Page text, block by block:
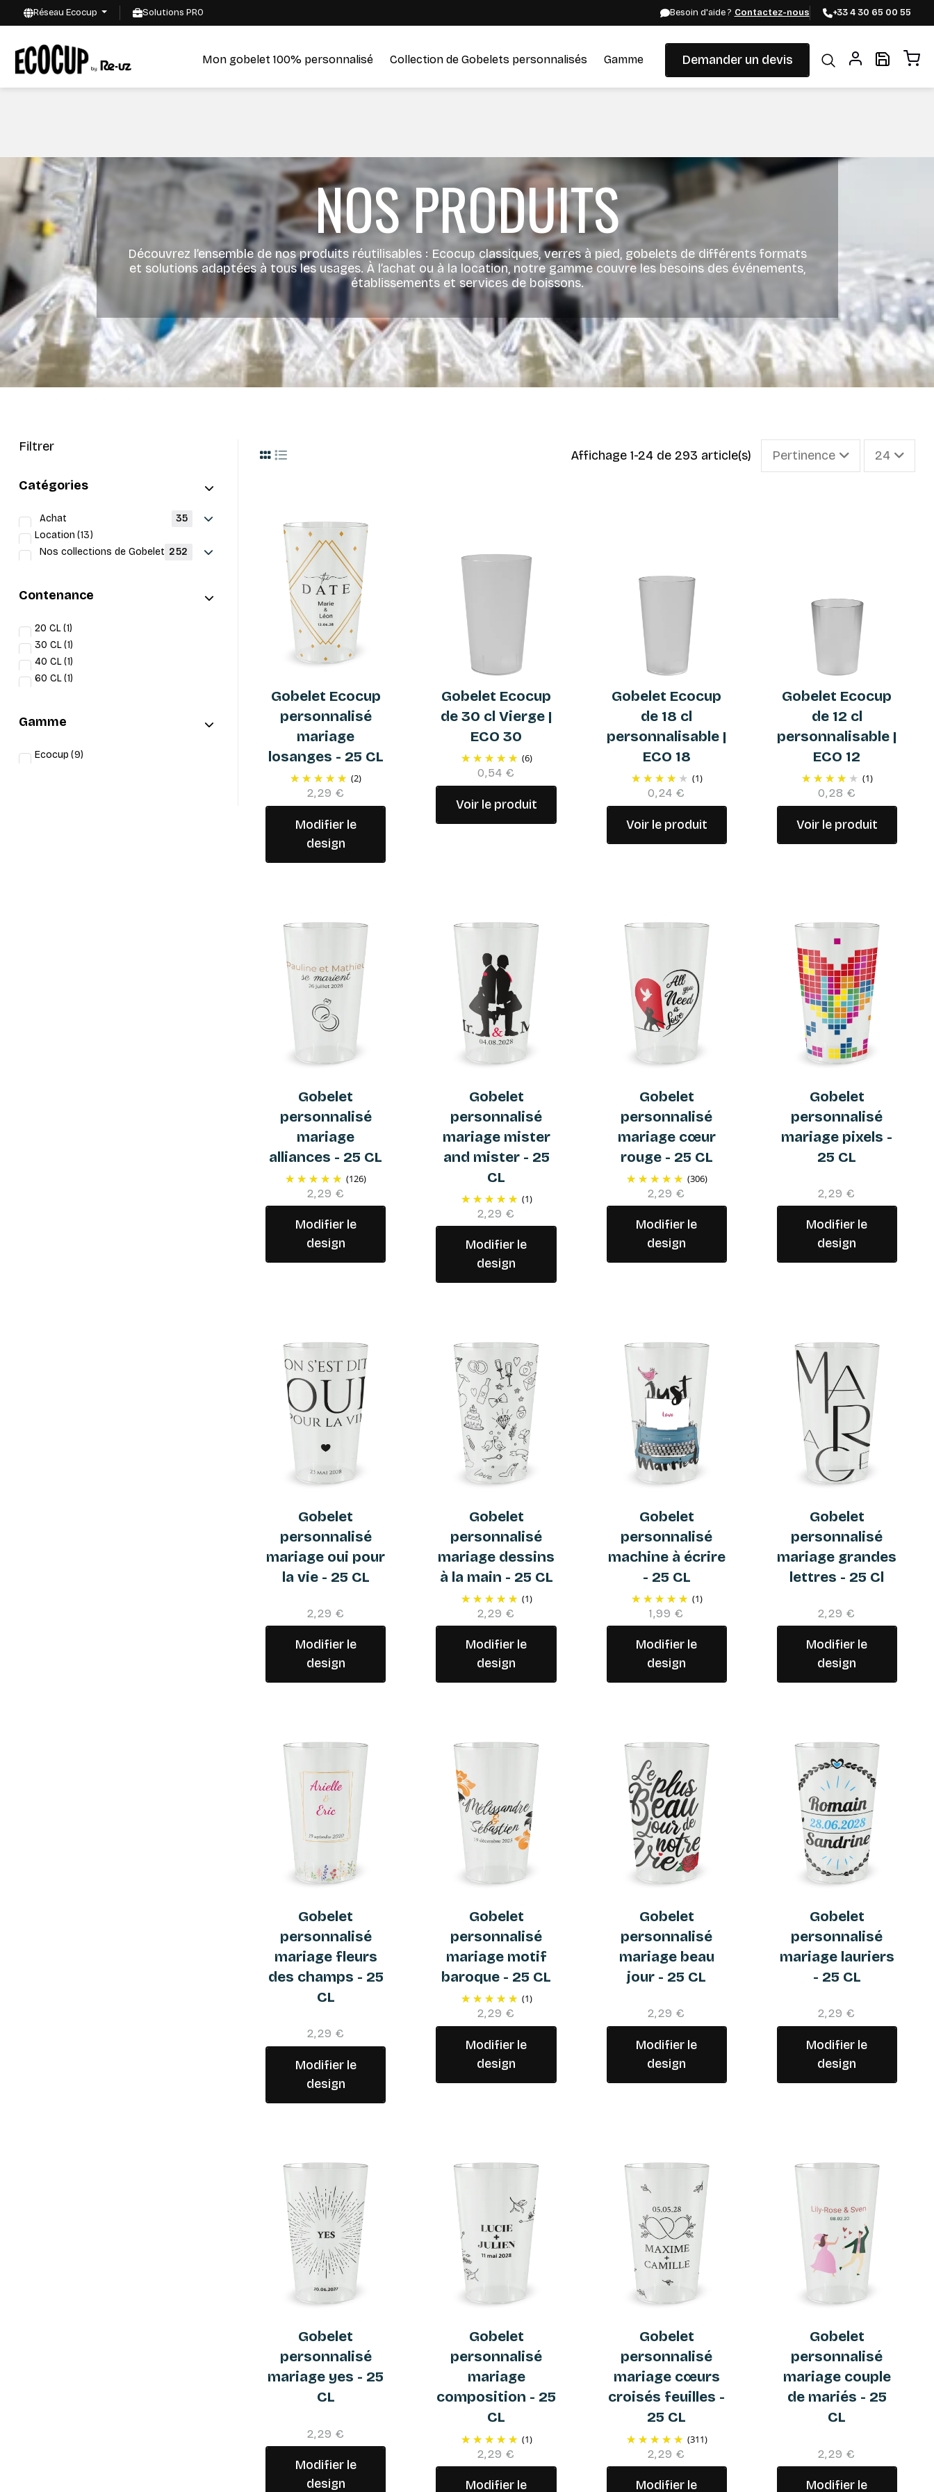
Réseau Ecocup Solutions PRO Besoin d'aide ? Contactez-nous +33 4 30 65 00 55
Mon gobelet 100% personnalisé Collection de Gobelets personnalisés Gamme Demander un devis
NOS PRODUITS
Découvrez l’ensemble de nos produits réutilisables : Ecocup classiques, verres à pied, gobelets de différents formats
et solutions adaptées à tous les usages. À l’achat ou à la location, notre gamme couvre les besoins des événements,
établissements et services de boissons.
Affichage 1-24 de 293 article(s) Pertinence 24
Gobelet Ecocup
personnalisé
mariage
losanges - 25 CL
(2)
2,29 €
Modifier le
design
Gobelet Ecocup
de 30 cl Vierge |
ECO 30
(6)
0,54 €
Voir le produit
Gobelet Ecocup
de 18 cl
personnalisable |
ECO 18
(1)
0,24 €
Voir le produit
Gobelet Ecocup
de 12 cl
personnalisable |
ECO 12
(1)
0,28 €
Voir le produit
Gobelet
personnalisé
mariage
alliances - 25 CL
(126)
2,29 €
Modifier le
design
Gobelet
personnalisé
mariage mister
and mister - 25
CL
(1)
2,29 €
Modifier le
design
Gobelet
personnalisé
mariage cœur
rouge - 25 CL
(306)
2,29 €
Modifier le
design
Gobelet
personnalisé
mariage pixels -
25 CL
2,29 €
Modifier le
design
Gobelet
personnalisé
mariage oui pour
la vie - 25 CL
2,29 €
Modifier le
design
Gobelet
personnalisé
mariage dessins
à la main - 25 CL
(1)
2,29 €
Modifier le
design
Gobelet
personnalisé
machine à écrire
- 25 CL
(1)
1,99 €
Modifier le
design
Gobelet
personnalisé
mariage grandes
lettres - 25 Cl
2,29 €
Modifier le
design
Gobelet
personnalisé
mariage fleurs
des champs - 25
CL
2,29 €
Modifier le
design
Gobelet
personnalisé
mariage motif
baroque - 25 CL
(1)
2,29 €
Modifier le
design
Gobelet
personnalisé
mariage beau
jour - 25 CL
2,29 €
Modifier le
design
Gobelet
personnalisé
mariage lauriers
- 25 CL
2,29 €
Modifier le
design
Gobelet
personnalisé
mariage yes - 25
CL
2,29 €
Modifier le
design
Gobelet
personnalisé
mariage
composition - 25
CL
(1)
2,29 €
Modifier le
Gobelet
personnalisé
mariage cœurs
croisés feuilles -
25 CL
(311)
2,29 €
Modifier le
Gobelet
personnalisé
mariage couple
de mariés - 25
CL
2,29 €
Modifier le
Filtrer
Catégories
Achat
35
Location 13
Nos collections de Gobelets252
Contenance
20 CL 1
30 CL 1
40 CL 1
60 CL 1
Gamme
Ecocup 9